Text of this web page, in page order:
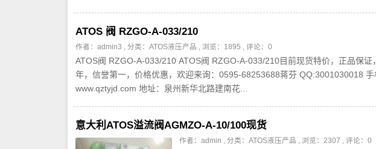
ATOS 阀 RZGO-A-033/210
作者：admin3 , 分类： ATOS液压产品 , 浏览：1895 , 评论：0
ATOS阀 RZGO-A-033/210 ATOS阀 RZGO-A-033/210目前现货特价，正品保
年，信誉第一，价格优惠，欢迎来询：0595-68253688蒋芬 QQ:3001030018 手
www.qztyjd.com 地址：泉州新华北路建南花...
意大利ATOS溢流阀AGMZO-A-10/100现货
作者：admin , 分类： ATOS液压产品 , 浏览：2307 , 评论：0